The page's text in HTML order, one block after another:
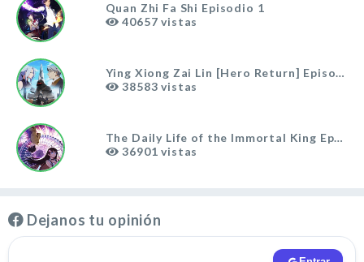
Quan Zhi Fa Shi Episodio 1
40657 vistas
Ying Xiong Zai Lin [Hero Return] Episodio
38583 vistas
The Daily Life of the Immortal King
36901 vistas
Dejanos tu opinión